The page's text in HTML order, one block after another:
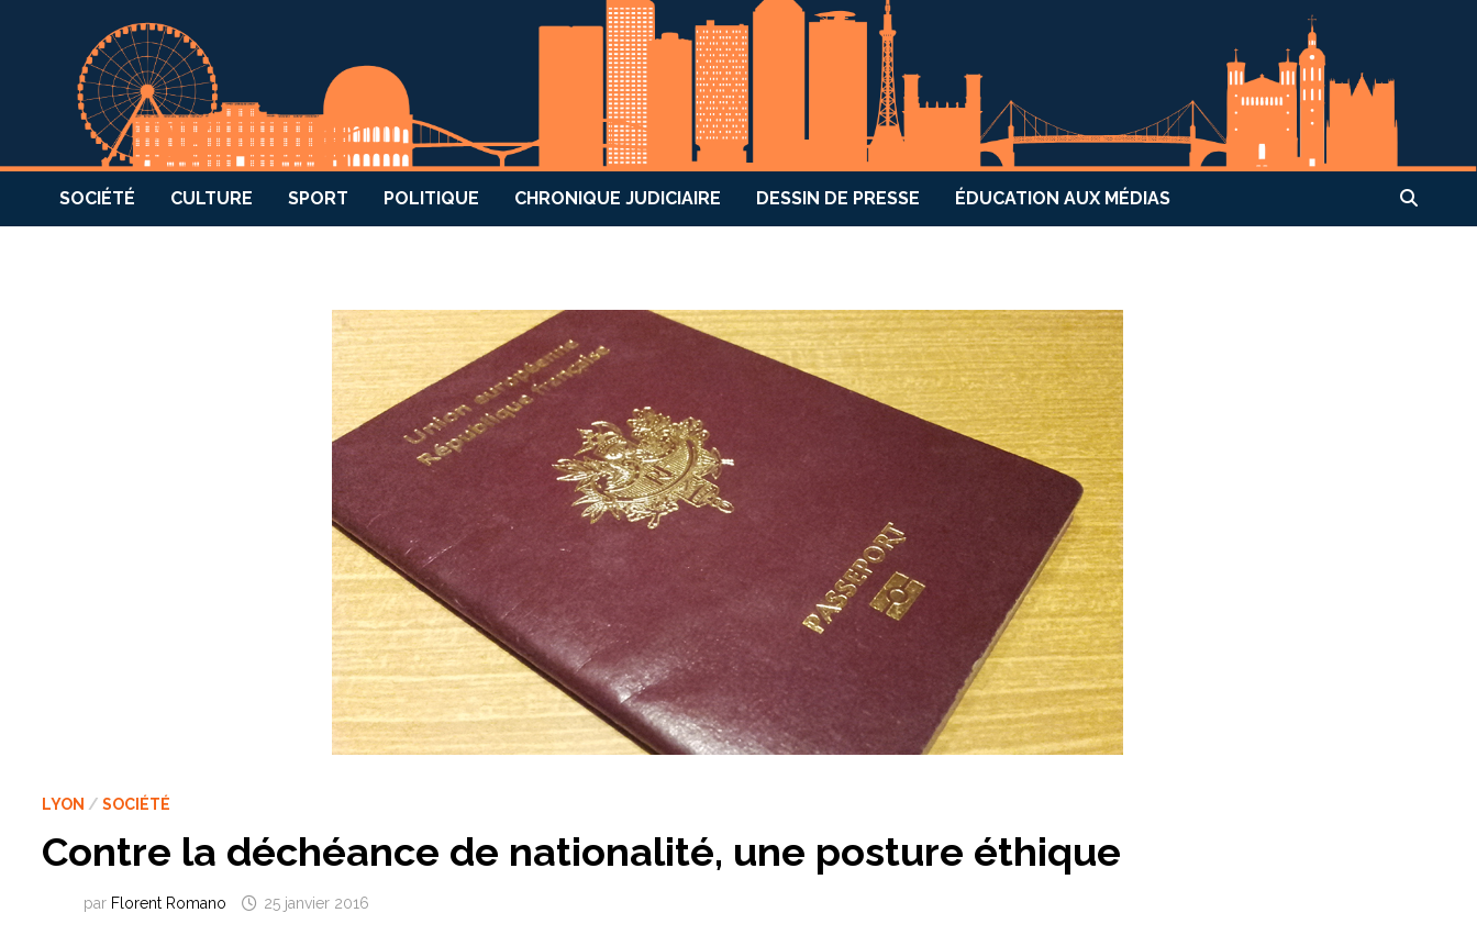
SOCIÉTÉ CULTURE SPORT POLITIQUE CHRONIQUE JUDICIAIRE DESSIN DE PRESSE ÉDUCATION AUX MÉDIAS
LYON /SOCIÉTÉ
Contre la déchéance de nationalité, une posture éthique
par Florent Romano 25 janvier 2016